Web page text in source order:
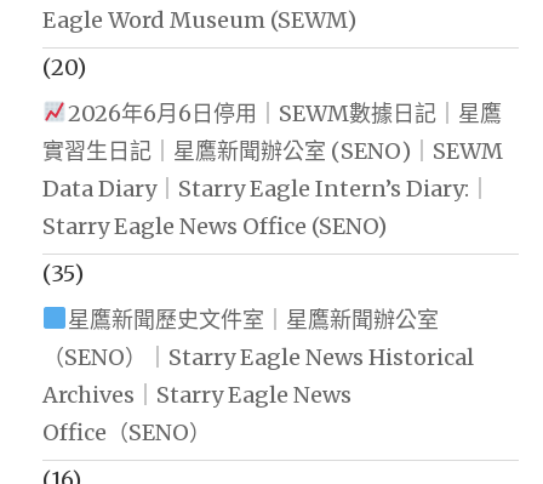
Eagle Word Museum (SEWM)
(20)
2026年6月6日停用｜SEWM數據日記｜星鷹
實習生日記｜星鷹新聞辦公室 (SENO)｜SEWM
Data Diary｜Starry Eagle Intern’s Diary:｜
Starry Eagle News Office (SENO)
(35)
星鷹新聞歷史文件室｜星鷹新聞辦公室
（SENO）｜Starry Eagle News Historical
Archives｜Starry Eagle News
Office（SENO）